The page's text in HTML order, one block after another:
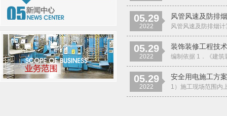
05.29
2022
风管风速及防排
风管风速及防排烟
05.29
2022
装饰装修工程技
编制依据 1．《建筑
05.29
2022
安全用电施工方案
1）施工现场范围内